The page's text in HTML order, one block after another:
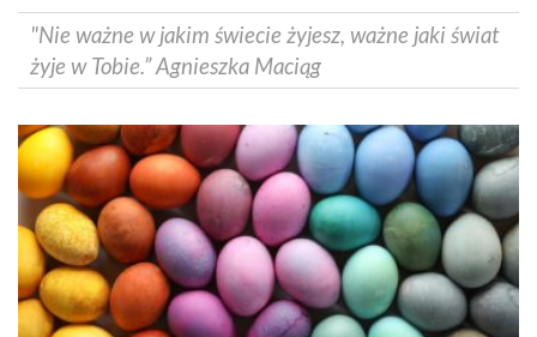
"Nie ważne w jakim świecie żyjesz, ważne jaki świat
żyje w Tobie.” Agnieszka Maciąg